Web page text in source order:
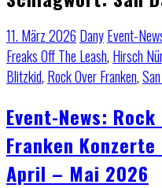
11. März 2026 DanyEvent-
Freaks Off The Leash, Hirsch
Blitzkid, Rock Over Franken,
Event-News: Rock
Franken
April – Mai 2026